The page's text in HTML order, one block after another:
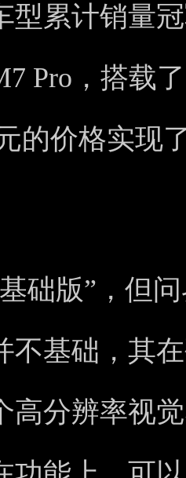
型累计销量
Pro，搭载
的价格实现
础版”，但
不基础，其
高分辨率视